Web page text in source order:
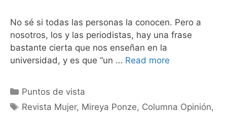
No sé si todas las personas la conocen. Pero a
nosotros, los y las periodistas, hay una frase
bastante cierta que nos enseñan en la
universidad, y es que “un … Read more
Puntos de vista
Revista Mujer, Mireya Ponze, Columna Opinión,